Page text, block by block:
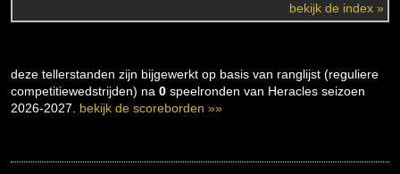
bekijk de index »
deze tellerstanden zijn bijgewerkt op basis van ranglijst (reguliere
competitiewedstrijden) na 0 speelronden van Heracles seizoen
2026-2027. bekijk de scoreborden »»